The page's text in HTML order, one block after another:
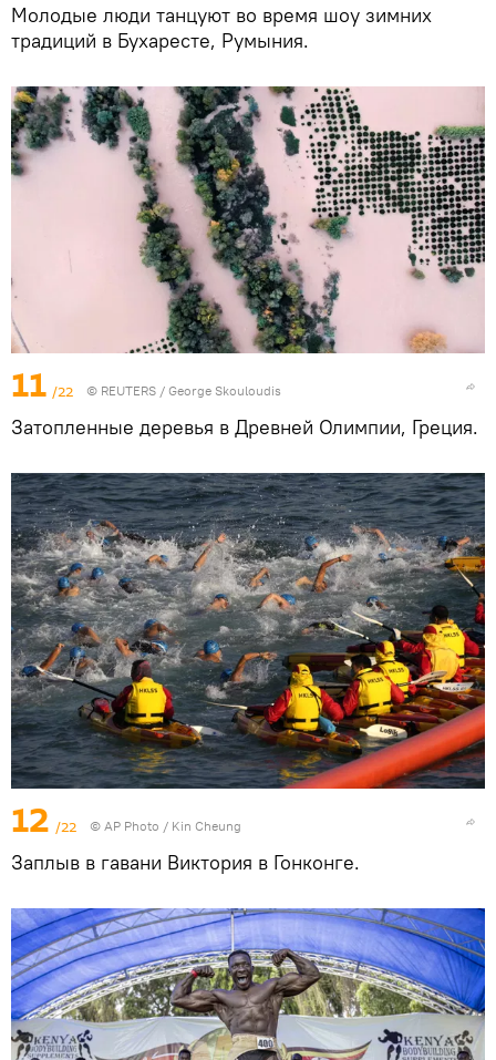
Молодые люди танцуют во время шоу зимних
традиций в Бухаресте, Румыния.
11 /22 © REUTERS / George Skouloudis
Затопленные деревья в Древней Олимпии, Греция.
12 /22 © AP Photo / Kin Cheung
Заплыв в гавани Виктория в Гонконге.